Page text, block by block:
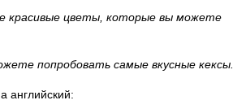
цветы, которые вы можете
попробовать самые вкусные кексы.
английский: